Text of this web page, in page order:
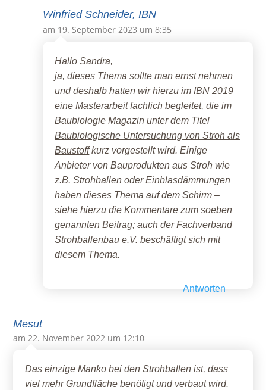
Winfried Schneider, IBN
am 19. September 2023 um 8:35
Hallo Sandra,
ja, dieses Thema sollte man ernst nehmen
und deshalb hatten wir hierzu im IBN 2019
eine Masterarbeit fachlich begleitet, die im
Baubiologie Magazin unter dem Titel
Baubiologische Untersuchung von Stroh als
Baustoffkurz vorgestellt wird. Einige
Anbieter von Bauprodukten aus Stroh wie
z.B. Strohballen oder Einblasdämmungen
haben dieses Thema auf dem Schirm –
siehe hierzu die Kommentare zum soeben
genannten Beitrag; auch derFachverband
Strohballenbau e.V. beschäftigt sich mit
diesem Thema.
Antworten
Mesut
am 22. November 2022 um 12:10
Das einzige Manko bei den Strohballen ist, dass
viel mehr Grundfläche benötigt und verbaut wird.